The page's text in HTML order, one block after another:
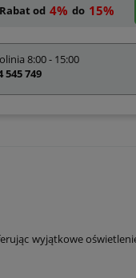
Rabat od 4% do 15%
8:00 - 15:00
545 749
wyjątkowe